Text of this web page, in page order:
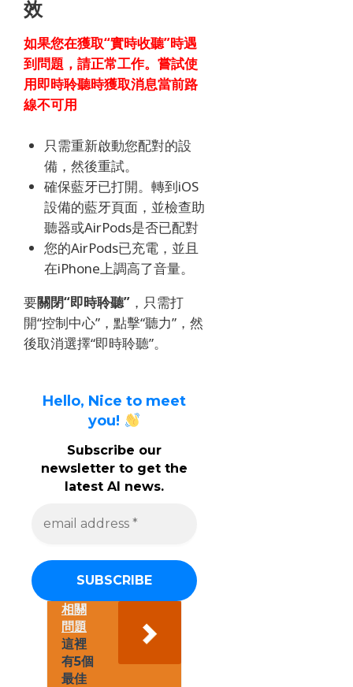
效
如果您在獲取“實時收聽”時遇
到問題，請正常工作。 嘗試使
用即時聆聽時獲取消息當前路
線不可用
只需重新啟動您配對的設
備，然後重試。
確保藍牙已打開。 轉到iOS
設備的藍牙頁面，並檢查助
聽器或AirPods是否已配對
您的AirPods已充電，並且
在iPhone上調高了音量。
要關閉“即時聆聽” ，只需打
開“控制中心”，點擊“聽力”，然
後取消選擇“即時聆聽”。
Hello, Nice to meet
you!
Subscribe our
newsletter to get the
latest AI news.
a
d
相關
問題
這裡
有5個
最佳